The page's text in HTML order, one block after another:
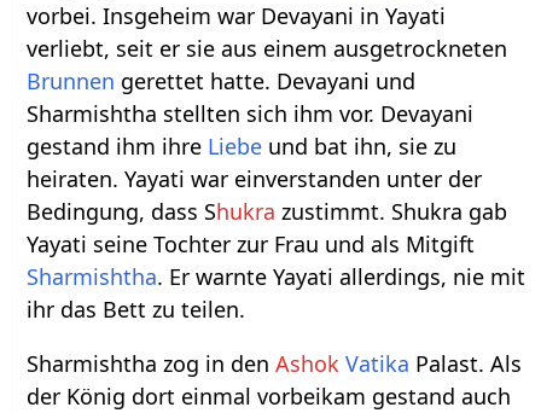
vorbei. Insgeheim war Devayani in Yayati
verliebt, seit er sie aus einem ausgetrockneten
Brunnen gerettet hatte. Devayani und
Sharmishtha stellten sich ihm vor. Devayani
gestand ihm ihre Liebe und bat ihn, sie zu
heiraten. Yayati war einverstanden unter der
Bedingung, dass Shukra zustimmt. Shukra gab
Yayati seine Tochter zur Frau und als Mitgift
Sharmishtha. Er warnte Yayati allerdings, nie mit
ihr das Bett zu teilen.
Sharmishtha zog in denAshok Vatika Palast. Als
der König dort einmal vorbeikam gestand auch